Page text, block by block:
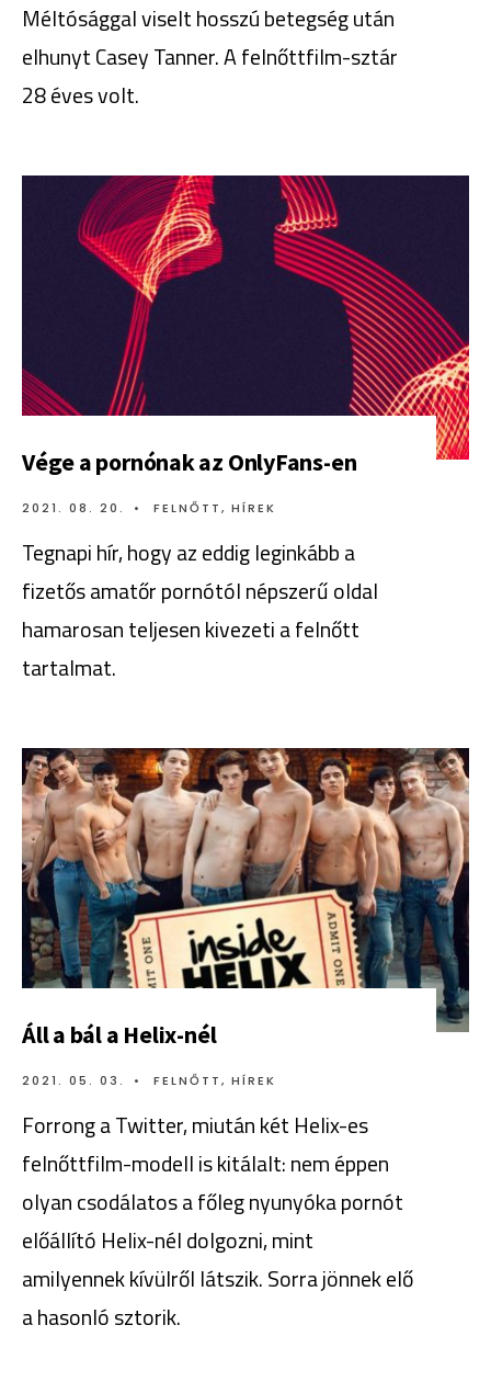
Méltósággal viselt hosszú betegség után
elhunyt Casey Tanner. A felnőttfilm-sztár
28 éves volt.
Vége a pornónak az OnlyFans-en
2021. 08. 20. • FELNŐTT, HÍREK
Tegnapi hír, hogy az eddig leginkább a
fizetős amatőr pornótól népszerű oldal
hamarosan teljesen kivezeti a felnőtt
tartalmat.
Áll a bál a Helix-nél
2021. 05. 03. • FELNŐTT, HÍREK
Forrong a Twitter, miután két Helix-es
felnőttfilm-modell is kitálalt: nem éppen
olyan csodálatos a főleg nyunyóka pornót
előállító Helix-nél dolgozni, mint
amilyennek kívülről látszik. Sorra jönnek elő
a hasonló sztorik.